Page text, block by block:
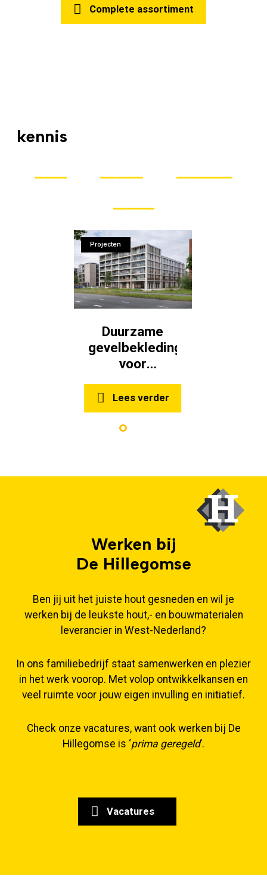
Complete assortiment
kennis
Projecten
Duurzame
gevelbekleding
voor
Fultonpark in
Utrecht
Lees verder
Werken bij
De Hillegomse
Ben jij uit het juiste hout gesneden en wil je
werken bij de leukste hout,- en bouwmaterialen
leverancier in West-Nederland?
In ons familiebedrijf staat samenwerken en plezier
in het werk voorop. Met volop ontwikkelkansen en
veel ruimte voor jouw eigen invulling en initiatief.
Check onze vacatures, want ook werken bij De
Hillegomse is ‘prima geregeld’.
Vacatures